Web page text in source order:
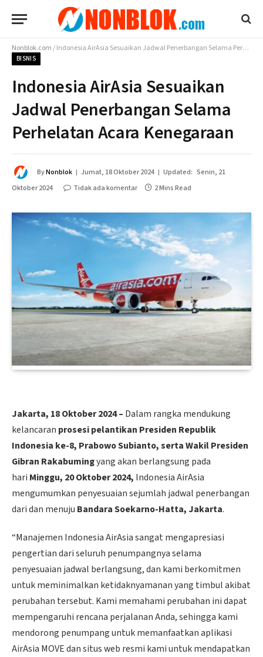
Nonblok.com/Indonesia AirAsia Sesuaikan Jadwal Penerbangan Selama Perhelatan Acara Kenegaraan
BISNIS
Indonesia AirAsia Sesuaikan
Jadwal Penerbangan Selama
Perhelatan Acara Kenegaraan
ByNonblok Jumat, 18 Oktober 2024 Updated: Senin, 21
Oktober 2024
Tidak ada komentar 2 Mins Read
Jakarta, 18 Oktober 2024 – Dalam rangka mendukung
kelancaran prosesi pelantikan Presiden Republik
Indonesia ke-8, Prabowo Subianto, serta Wakil Presiden
Gibran Rakabumingyang akan berlangsung pada
hari Minggu, 20 Oktober 2024, Indonesia AirAsia
mengumumkan penyesuaian sejumlah jadwal penerbangan
dari dan menuju Bandara Soekarno-Hatta, Jakarta.
“Manajemen Indonesia AirAsia sangat mengapresiasi
pengertian dari seluruh penumpangnya selama
penyesuaian jadwal berlangsung, dan kami berkomitmen
untuk meminimalkan ketidaknyamanan yang timbul akibat
perubahan tersebut. Kami memahami perubahan ini dapat
mempengaruhi rencana perjalanan Anda, sehingga kami
mendorong penumpang untuk memanfaatkan aplikasi
AirAsia MOVE dan situs web resmi kami untuk mendapatkan